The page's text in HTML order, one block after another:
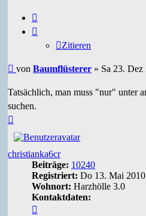
Zitieren
Beitrag
von Baumflüsterer » Sa 23.
Tatsächlich, man muss "nur" unter
suchen.
christianka6cr
Beiträge: 10240
Registriert: Do 13. Mai
Wohnort: Harzhölle 3.0
Kontaktdaten: